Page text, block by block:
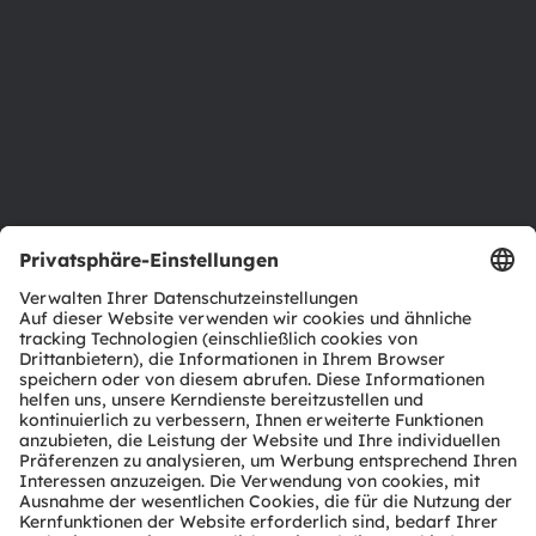
Produkt Selektor
Download Center
Tools
Kundenanfragen
Technischer Support
Partner Netzwerk
Whistleblowing